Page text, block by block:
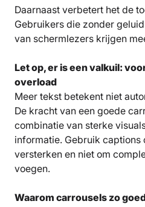
Daarnaast verbetert het de
Gebruikers die zonder
van schermlezers krijgen
Let op, er is een valkuil:
overload
Meer tekst betekent niet
De kracht van een goede
combinatie van sterke
informatie. Gebruik captions
versterken en niet om
voegen.
Waarom carrousels zo